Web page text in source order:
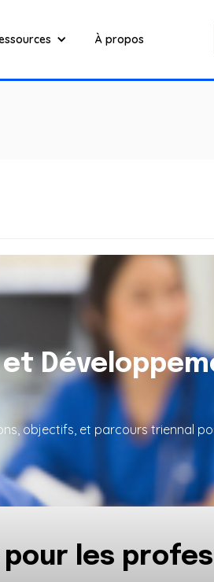
À propos
et
objectifs, et parcours triennal
pour les